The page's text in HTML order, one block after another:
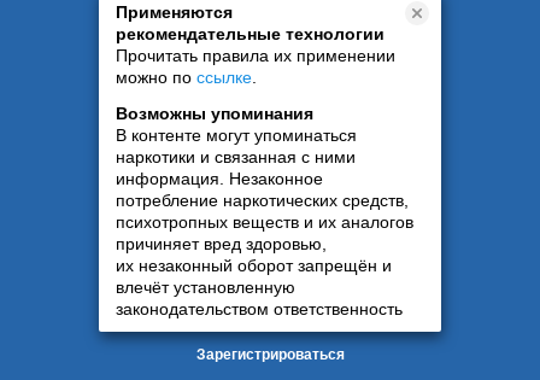
Применяются
рекомендательные технологии
Прочитать правила их применении
можно по ссылке
Возможны упоминания
В контенте могут упоминаться
наркотики и связанная с ними
информация. Незаконное
потребление наркотических средств,
психотропных веществ и их аналогов
причиняет вред здоровью,
их незаконный оборот запрещён и
влечёт установленную
законодательством ответственность
Зарегистрироваться